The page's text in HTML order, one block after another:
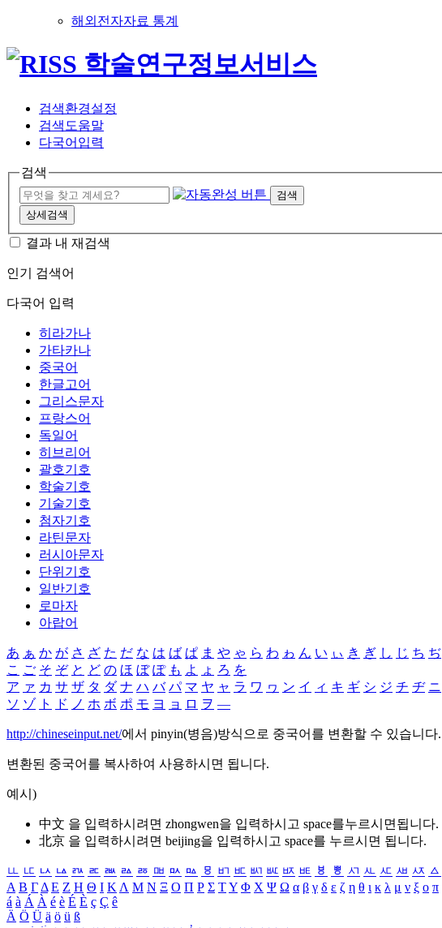
해외전자자료 통계
검색환경설정
검색도움말
다국어입력
검색
검색
상세검색
결과 내 재검색
인기 검색어
다국어 입력
히라가나
가타카나
중국어
한글고어
그리스문자
프랑스어
독일어
히브리어
괄호기호
학술기호
기술기호
첨자기호
라틴문자
러시아문자
단위기호
일반기호
로마자
아랍어
あ ぁ か が さ ざ た だ な は ば ぱ ま や ゃ ら わ ゎ ん い ぃ き ぎ し じ ち ぢ
こ ご そ ぞ と ど の ほ ぼ ぽ も よ ょ ろ を
ア ァ カ サ ザ タ ダ ナ ハ バ パ マ ヤ ャ ラ ワ ヮ ン イ ィ キ ギ シ ジ チ ヂ ニ
ソ ゾ ト ド ノ ホ ボ ポ モ ヨ ョ ロ ヲ ―
http://chineseinput.net/에서 pinyin(병음)방식으로 중국어를 변환할 수 있습니다.
변환된 중국어를 복사하여 사용하시면 됩니다.
예시)
中文 을 입력하시려면 zhongwen을 입력하시고 space를누르시면됩니다.
北京 을 입력하시려면 beijing을 입력하시고 space를 누르시면 됩니다.
ㅥ ㅦ ㅧ ㅨ ㅩ ㅪ ㅫ ㅬ ㅭ ㅮ ㅯ ㅰ ㅱ ㅲ ㅳ ㅴ ㅵ ㅶ ㅷ ㅸ ㅹ ㅺ ㅻ ㅼ ㅽ ㅾ ㅿ
Α Β ΓΔ Ε Ζ Η Θ Ι ΚΛ Μ Ν Ξ Ο Π Ρ Σ ΤΥ Φ Χ Ψ Ω α β γ δ ε ζ η θ ι κ λ μ ν ξ ο π
á à Á À é è É È ç Ç ê
Ä Ö Ü ä ö ü ß